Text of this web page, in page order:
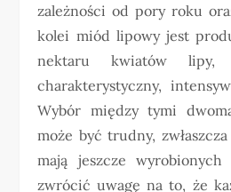
zależności od pory roku
kolei miód lipowy jest
nektaru kwiatów
charakterystyczny,
Wybór między tymi
może być trudny,
mają jeszcze
zwrócić uwagę na to, że